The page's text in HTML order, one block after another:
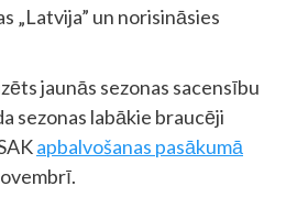
„Latvija” un norisināsies
jaunās sezonas sacensību
sezonas labākie braucēji
apbalvošanas pasākumā